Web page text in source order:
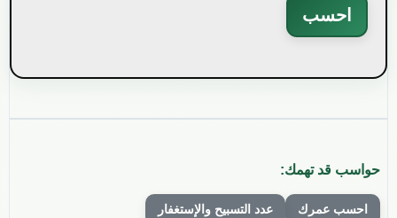
احسب
حواسب قد تهمك:
احسب عمرك عدد التسبيح والإستغفار